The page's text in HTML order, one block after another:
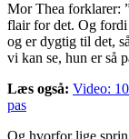
Mor Thea forklarer:
flair for det. Og fordi
og er dygtig til det,
vi kan se, hun er så
Læs også: Video:
pas